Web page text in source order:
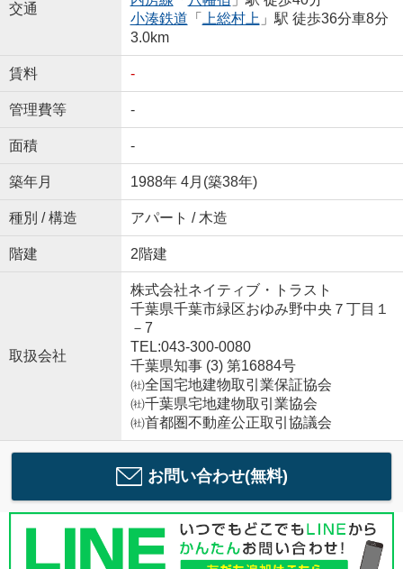
交通
小湊鉄道 「 上総村上 」駅 徒歩36分車8分
3.0km
賃料 -
管理費等 -
面積 -
築年月 1988年 4月(築38年)
種別 / 構造 アパート / 木造
階建 2階建
取扱会社
株式会社ネイティブ・トラスト
千葉県千葉市緑区おゆみ野中央７丁目１
－7
TEL:043-300-0080
千葉県知事 (3) 第16884号
㈳全国宅地建物取引業保証協会
㈳千葉県宅地建物取引業協会
㈳首都圏不動産公正取引協議会
お問い合わせ(無料)